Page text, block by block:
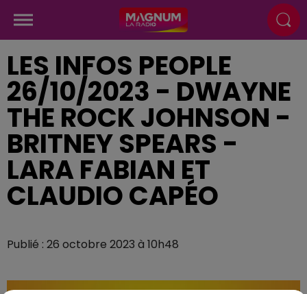
LES INFOS PEOPLE
26/10/2023 - DWAYNE
THE ROCK JOHNSON -
BRITNEY SPEARS -
LARA FABIAN ET
CLAUDIO CAPÉO
Publié : 26 octobre 2023 à 10h48